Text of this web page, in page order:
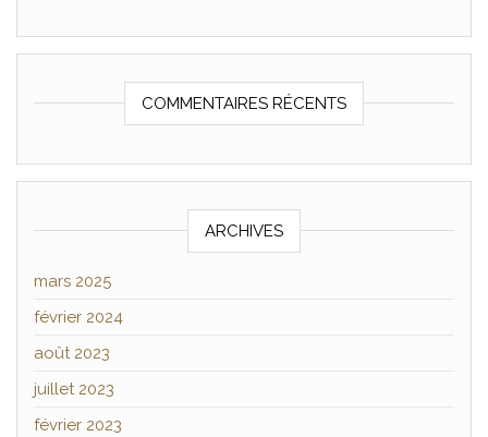
COMMENTAIRES RÉCENTS
ARCHIVES
mars 2025
février 2024
août 2023
juillet 2023
février 2023